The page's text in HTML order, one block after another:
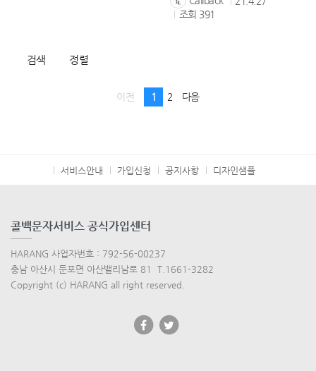
조회 391
검색 정렬
이전 1 2 다음
서비스안내 가입신청 공지사항 디자인샘플
콜백문자서비스 공식가입센터
HARANG 사업자번호 : 792-56-00237
충남 아산시 둔포면 아산밸리남로 81 T.1661-3282
Copyright (c) HARANG all right reserved.